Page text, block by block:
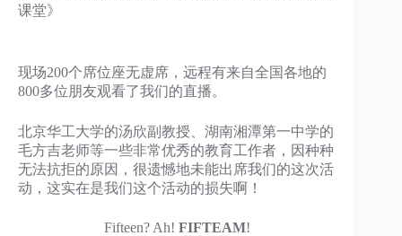
课堂》
现场200个席位座无虚席，远程有来自全国各地的
800多位朋友观看了我们的直播。
北京华工大学的汤欣副教授、湖南湘潭第一中学的
毛方吉老师等一些非常优秀的教育工作者，因种种
无法抗拒的原因，很遗憾地未能出席我们的这次活
动，这实在是我们这个活动的损失啊！
Fifteen? Ah! FIFTEAM!